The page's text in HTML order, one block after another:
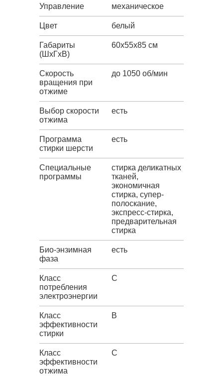
Управление механическое
Цвет белый
Габариты
(ШxГxВ)
60x55x85 см
Скорость
вращения при
отжиме
до 1050 об/мин
Выбор скорости
отжима
есть
Программа
стирки шерсти
есть
Специальные
программы
стирка деликатных
тканей,
экономичная
стирка, супер-
полоскание,
экспресс-стирка,
предварительная
стирка
Био-энзимная
фаза
есть
Класс
потребления
электроэнергии
C
Класс
эффективности
стирки
B
Класс
эффективности
отжима
C